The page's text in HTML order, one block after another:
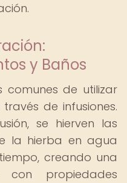
y Baños
de utilizar
de infusiones.
se hierven las
la hierba en agua
creando una
propiedades